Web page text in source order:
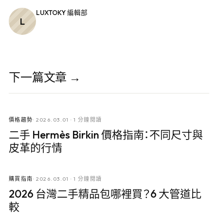
L
LUXTOKY 編輯部
下一篇文章 →
價格趨勢· 2026.03.01 ·1 分鐘閱讀
二手 Hermès Birkin 價格指南：不同尺寸與
皮革的行情
購買指南· 2026.03.01 ·1 分鐘閱讀
2026 台灣二手精品包哪裡買？6 大管道比
較